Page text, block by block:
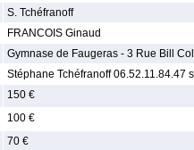
S. Tchéfranoff
FRANCOIS Ginaud
Gymnase de Faugeras - 3 Rue Bill
Stéphane Tchéfranoff 06.52.11.84.47
150 €
100 €
70 €